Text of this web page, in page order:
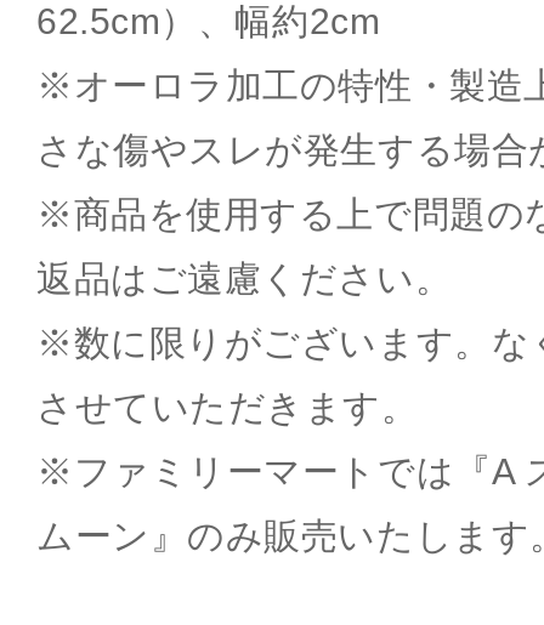
62.5cm）、幅約2cm
※オーロラ加工の特性・製造
さな傷やスレが発生する場
※商品を使用する上で問題の
返品はご遠慮ください。
※数に限りがございます。な
させていただきます。
※ファミリーマートでは『A
ムーン』のみ販売いたします